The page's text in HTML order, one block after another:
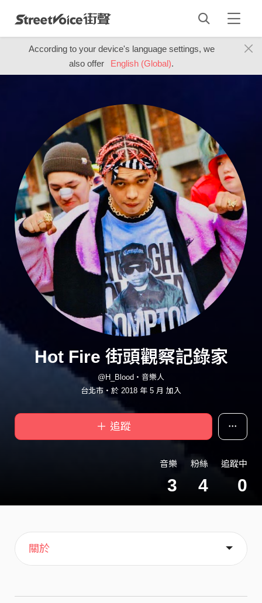
According to your device's language settings, we
also offer
English (Global).
Hot Fire 街頭觀察記錄家
@H_Blood・音樂人
台北市・於 2018 年 5 月 加入
＋ 追蹤
音樂
3
粉絲
4
追蹤中
0
主頁
音樂
喜歡
關於